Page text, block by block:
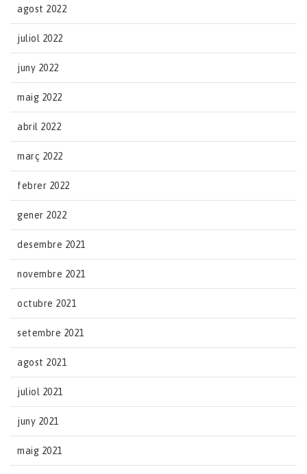
agost 2022
juliol 2022
juny 2022
maig 2022
abril 2022
març 2022
febrer 2022
gener 2022
desembre 2021
novembre 2021
octubre 2021
setembre 2021
agost 2021
juliol 2021
juny 2021
maig 2021